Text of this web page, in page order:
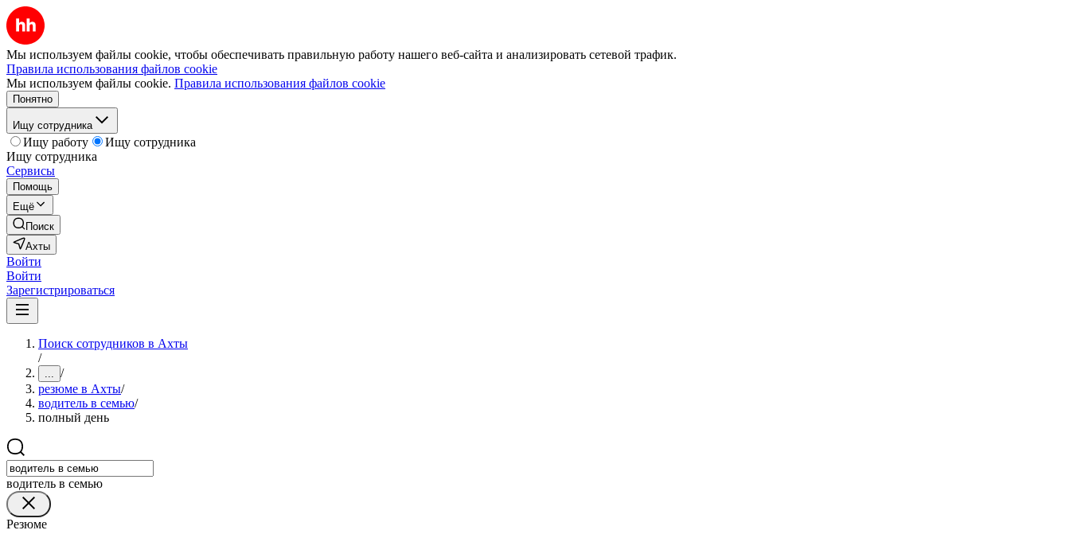
Мы используем файлы cookie, чтобы обеспечивать правильную работу нашего веб-сайта и анализировать сетевой трафик.
Правила использования файлов cookie
Мы используем файлы cookie. Правила использования файлов cookie
Понятно
Ищу сотрудника
Ищу работу
Ищу сотрудника
Ищу сотрудника
Сервисы
Помощь
Ещё
Поиск
Ахты
Войти
Войти
Зарегистрироваться
Поиск сотрудников в Ахты
/
... /
резюме в Ахты/
водитель в семью/
полный день
водитель в семью
Резюме